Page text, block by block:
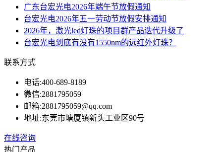
广东台宏光电2026年端午节放假通知
台宏光电2026年五一劳动节放假安排通知
2026年，激光led灯珠的项目群产品迭代升级了
台宏光电到底有没有1550nm的远红外灯珠？
联系方式
电话:400-689-8189
微信:2881795059
邮箱:2881795059@qq.com
地址:东莞市塘厦镇新头工业区90号
在线咨询
热门产品